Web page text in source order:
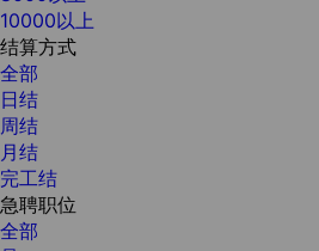
10000以上
结算方式
全部
日结
周结
月结
完工结
急聘职位
全部